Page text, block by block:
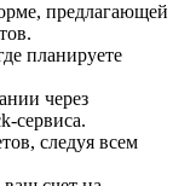
предлагающей
планируете
через
сервиса.
следуя всем